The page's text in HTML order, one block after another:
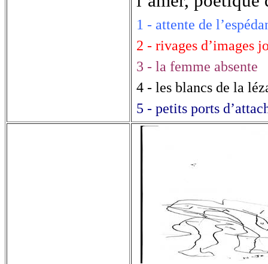
1 - attente de
2 - rivages d’images
3 - la femme absente
4 - les blancs de la
5 - petits ports